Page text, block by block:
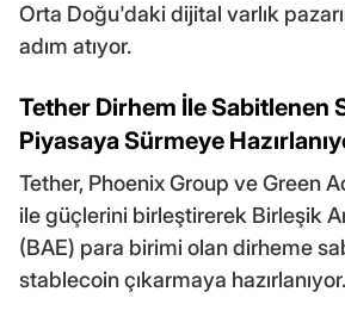
Orta Doğu'daki dijital varlık
adım atıyor.
Tether Dirhem İle Sabitlenen
Piyasaya Sürmeye
Tether, Phoenix Group ve Green
ile güçlerini birleştirerek Birleşik
(BAE) para birimi olan dirheme
stablecoin çıkarmaya hazırlanıyor.